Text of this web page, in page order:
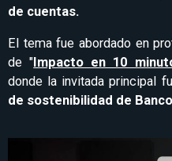
de cuentas.
El tema fue abordado en
de " Impacto en 10
donde la invitada principal
de sostenibilidad de